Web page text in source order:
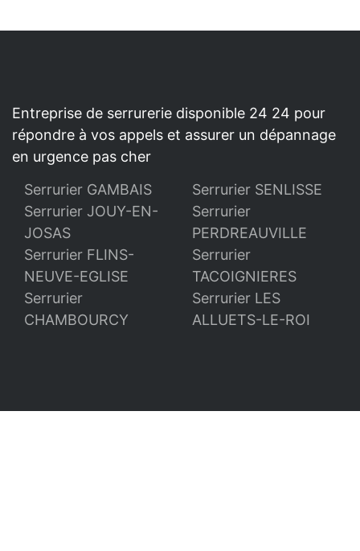
Entreprise de serrurerie disponible 24 24 pour
répondre à vos appels et assurer un dépannage
en urgence pas cher
Serrurier GAMBAIS
Serrurier SENLISSE
Serrurier JOUY-EN-
JOSAS
Serrurier
PERDREAUVILLE
Serrurier FLINS-
NEUVE-EGLISE
Serrurier
TACOIGNIERES
Serrurier
CHAMBOURCY
Serrurier LES
ALLUETS-LE-ROI